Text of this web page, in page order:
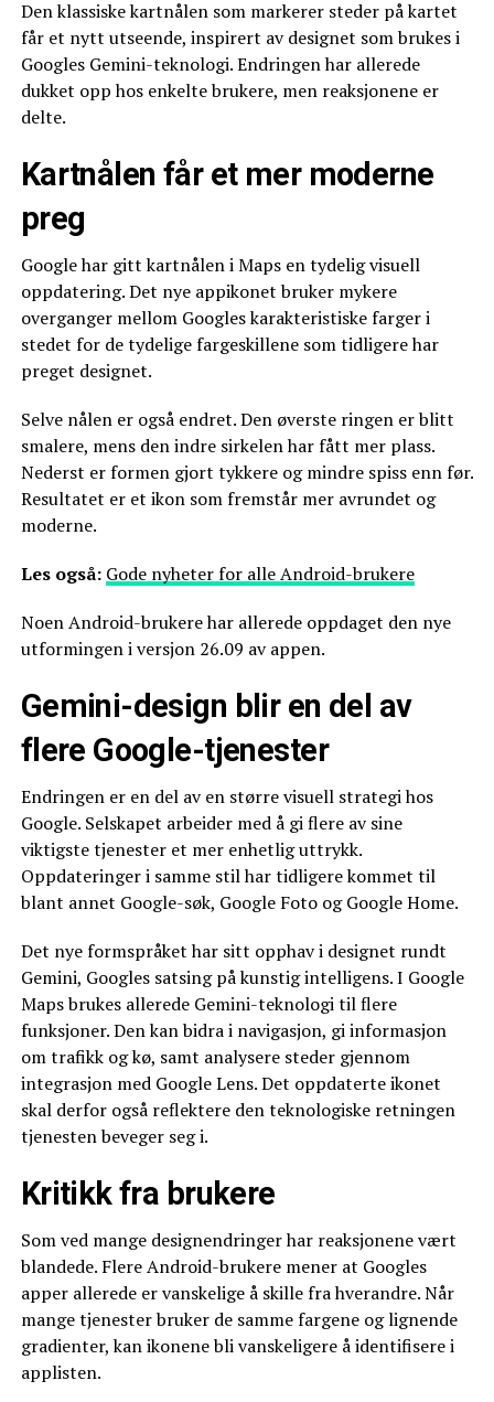
Den klassiske kartnålen som markerer steder på kartet
får et nytt utseende, inspirert av designet som brukes i
Googles Gemini-teknologi. Endringen har allerede
dukket opp hos enkelte brukere, men reaksjonene er
delte.
Kartnålen får et mer moderne
preg
Google har gitt kartnålen i Maps en tydelig visuell
oppdatering. Det nye appikonet bruker mykere
overganger mellom Googles karakteristiske farger i
stedet for de tydelige fargeskillene som tidligere har
preget designet.
Selve nålen er også endret. Den øverste ringen er blitt
smalere, mens den indre sirkelen har fått mer plass.
Nederst er formen gjort tykkere og mindre spiss enn før.
Resultatet er et ikon som fremstår mer avrundet og
moderne.
Les også: Gode nyheter for alle Android-brukere
Noen Android-brukere har allerede oppdaget den nye
utformingen i versjon 26.09 av appen.
Gemini-design blir en del av
flere Google-tjenester
Endringen er en del av en større visuell strategi hos
Google. Selskapet arbeider med å gi flere av sine
viktigste tjenester et mer enhetlig uttrykk.
Oppdateringer i samme stil har tidligere kommet til
blant annet Google-søk, Google Foto og Google Home.
Det nye formspråket har sitt opphav i designet rundt
Gemini, Googles satsing på kunstig intelligens. I Google
Maps brukes allerede Gemini-teknologi til flere
funksjoner. Den kan bidra i navigasjon, gi informasjon
om trafikk og kø, samt analysere steder gjennom
integrasjon med Google Lens. Det oppdaterte ikonet
skal derfor også reflektere den teknologiske retningen
tjenesten beveger seg i.
Kritikk fra brukere
Som ved mange designendringer har reaksjonene vært
blandede. Flere Android-brukere mener at Googles
apper allerede er vanskelige å skille fra hverandre. Når
mange tjenester bruker de samme fargene og lignende
gradienter, kan ikonene bli vanskeligere å identifisere i
applisten.